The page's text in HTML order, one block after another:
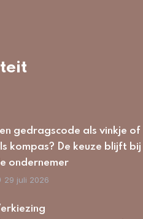
gedragscode als vinkje of
kompas? De keuze blijft bij
ondernemer
29 juli 2026